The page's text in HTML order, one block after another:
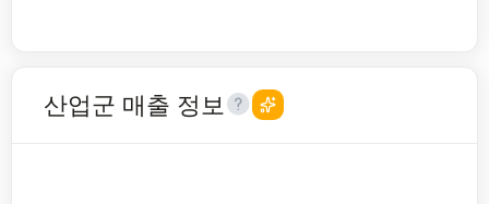
산업군 매출 정보